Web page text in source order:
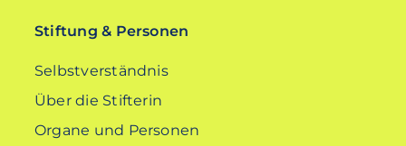
Stiftung & Personen
Selbstverständnis
Über die Stifterin
Organe und Personen